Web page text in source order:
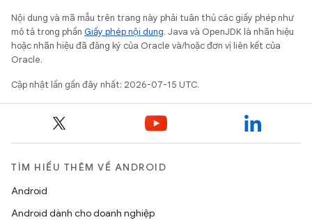
Nội dung và mã mẫu trên trang này phải tuân thủ các giấy phép như
mô tả trong phần Giấy phép nội dung. Java và OpenJDK là nhãn hiệu
hoặc nhãn hiệu đã đăng ký của Oracle và/hoặc đơn vị liên kết của
Oracle.
Cập nhật lần gần đây nhất: 2026-07-15 UTC.
TÌM HIỂU THÊM VỀ ANDROID
Android
Android dành cho doanh nghiệp